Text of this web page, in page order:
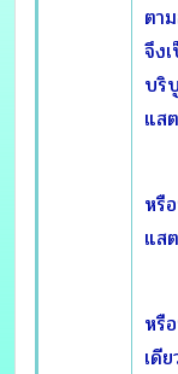
ตา
จึง
บริ
แส
หรื
แส
หรื
เดี